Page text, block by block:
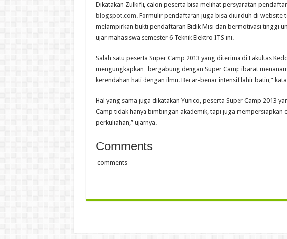
Dikatakan Zulkifli, calon peserta bisa melihat persyaratan
blogspot.com. Formulir pendaftaran juga bisa diunduh di website
melampirkan bukti pendaftaran Bidik Misi dan bermotivasi tinggi
ujar mahasiswa semester 6 Teknik Elektro ITS ini.
Salah satu peserta Super Camp 2013 yang diterima di Fakultas
mengungkapkan, bergabung dengan Super Camp ibarat
kerendahan hati dengan ilmu. Benar-benar intensif lahir batin,”
Hal yang sama juga dikatakan Yunico, peserta Super Camp 2013
Camp tidak hanya bimbingan akademik, tapi juga mempersiapkan
perkuliahan,” ujarnya.
Comments
comments